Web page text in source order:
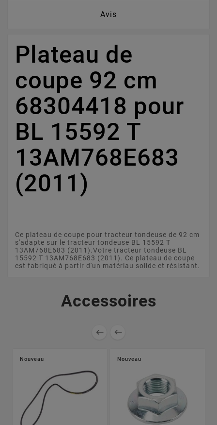
Avis
Plateau de
coupe 92 cm
68304418 pour
BL 15592 T
13AM768E683
(2011)
Ce plateau de coupe pour tracteur tondeuse de 92 cm
s'adapte sur le tracteur tondeuse BL 15592 T
13AM768E683 (2011).Votre tracteur tondeuse BL
15592 T 13AM768E683 (2011). Ce plateau de coupe
est fabriqué à partir d'un matériau solide et résistant.
Accessoires
 
Nouveau Nouveau